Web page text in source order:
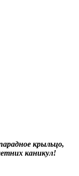
крыльцо,
каникул!